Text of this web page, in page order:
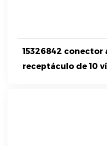
15326842
receptáculo de 10